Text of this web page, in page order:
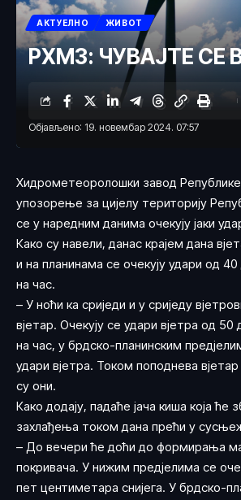
АКТУЕЛНО ЖИВОТ
РХМЗ: ЧУВАЈТЕ СЕ
Објављено: 19. новембар 2024. 07:57
Хидрометеоролошки завод Републике
упозорење за цијелу територију
се у наредним данима очекују јаки
Како су навели, данас крајем дана
и на планинама се очекују удари од
на час.
– У ноћи ка сриједи и у сриједу
вјетар. Очекују се удари вјетра од
на час, у брдско-планинским
удари вјетра. Током поподнева
су они.
Како додају, падаће јача киша која ће
захлађења током дана прећи у
– До вечери ће доћи до формирања
покривача. У нижим пред‌јелима се
пет центиметара снијега. У брдско-